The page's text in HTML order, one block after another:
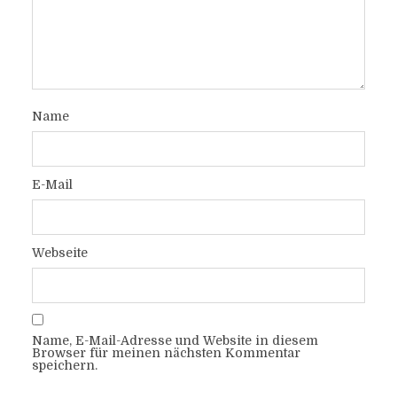
Name
E-Mail
Webseite
Name, E-Mail-Adresse und Website in diesem
Browser für meinen nächsten Kommentar
speichern.